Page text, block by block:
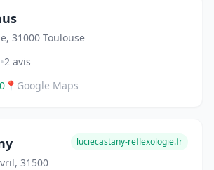
31000 Toulouse
•2 avis
📍 Google Maps
31500
luciecastany-reflexologie.fr